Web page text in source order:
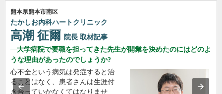
熊本県熊本市南区
たかしお内科ハートクリニック
高潮 征爾 院長 取材記事
大学病院で要職を担ってきた先生が開業を決めたのにはどのよ
うな理由があったのでしょうか?
心不全という病気は発症すると治
ることはなく、患者さんは生涯付
き合っていかなくてはなりませ